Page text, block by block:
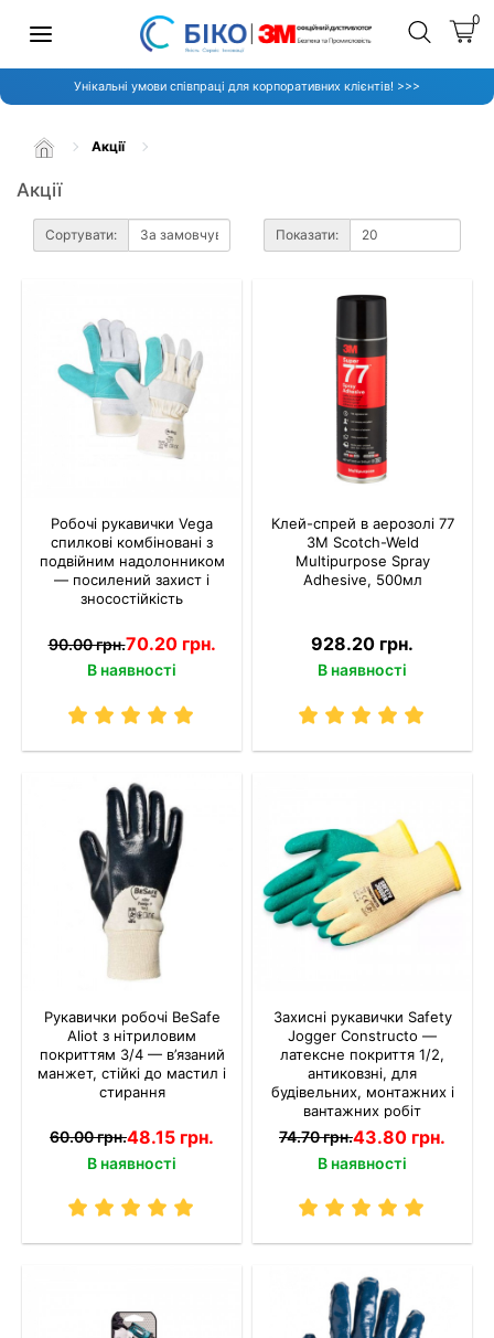
0
Унікальні умови співпраці для корпоративних клієнтів! >>>
Акції
Акції
Сортувати: Показати:
Робочі рукавички Vega
спилкові комбіновані з
подвійним надолонником
— посилений захист і
зносостійкість
70.20 грн.
90.00 грн.
В наявності
Клей-спрей в аерозолі 77
3M Scotch-Weld
Multipurpose Spray
Adhesive, 500мл
928.20 грн.
В наявності
Рукавички робочі BeSafe
Aliot з нітриловим
покриттям 3/4 — в’язаний
манжет, стійкі до мастил і
стирання
48.15 грн.
60.00 грн.
В наявності
Захисні рукавички Safety
Jogger Constructo —
латексне покриття 1/2,
антиковзні, для
будівельних, монтажних і
вантажних робіт
43.80 грн.
74.70 грн.
В наявності